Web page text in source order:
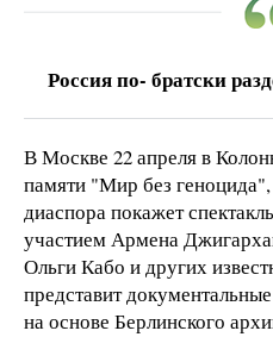
Россия по- братски
В Москве 22 апреля в
памяти "Мир без
диаспора покажет
участием Армена
Ольги Кабо и других
представит
на основе Берлинского